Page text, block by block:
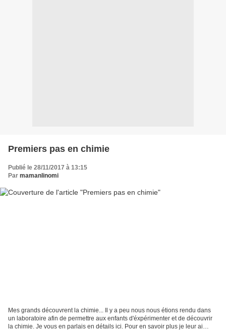
Premiers pas en chimie
Publié le 28/11/2017 à 13:15
Par mamanlinomi
Mes grands découvrent la chimie... Il y a peu nous nous étions rendu dans
un laboratoire afin de permettre aux enfants d'éxpérimenter et de découvrir
la chimie. Je vous en parlais en détails ici. Pour en savoir plus je leur ai